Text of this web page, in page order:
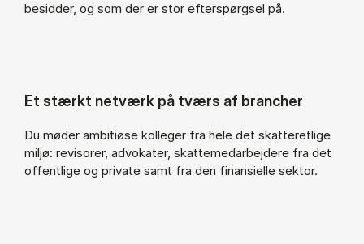
besidder, og som der er stor efterspørgsel på.
Et stærkt netværk på tværs af brancher
Du møder ambitiøse kolleger fra hele det skatteretlige
miljø: revisorer, advokater, skattemedarbejdere fra det
offentlige og private samt fra den finansielle sektor.